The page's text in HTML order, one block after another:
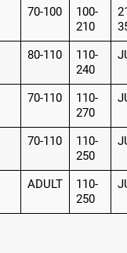
70-100
100-
210
80-110
110-
240
70-110
110-
270
70-110
110-
250
ADULT
110-
250